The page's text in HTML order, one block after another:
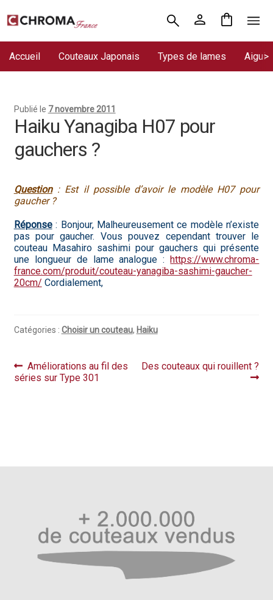
Aller
navigation
Aller
Accueil Couteaux Japonais Types de lames
Chroma France
Commande
Conditions Générales de Vente
Demande de devis
Expédition le jour même
Frais de port
Hall of Fame
Mentions légales
Politique en matière de remboursements et de retours
Questions / Réponses
Publié le 7 novembre 2011
Haiku Yanagiba H07 pour
gauchers ?
Question : Est il possible d’avoir le modèle H07 pour
gaucher ?
Réponse: Bonjour, Malheureusement ce modèle n’existe
pas pour gaucher. Vous pouvez cependant trouver le
couteau Masahiro sashimi pour gauchers qui présente
une longueur de lame analogue : https://www.chroma-
france.com/produit/couteau-yanagiba-sashimi-gaucher-
20cm/ Cordialement,
Catégories : Choisir un couteau, Haiku
Navigation
de
Article
précédent :
Améliorations au fil des
séries sur Type 301
Article
Des couteaux qui rouillent ?